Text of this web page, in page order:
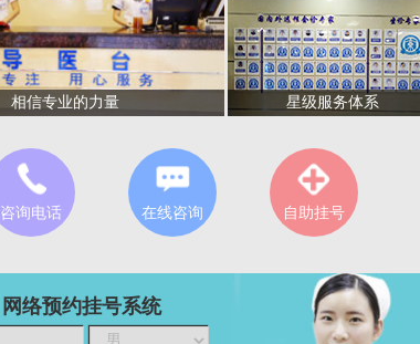
相信专业的力量 星级服务体系
咨询电话 在线咨询 自助挂号
网络预约挂号系统